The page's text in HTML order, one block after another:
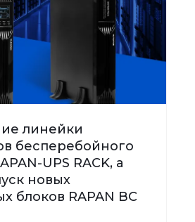
линейки
бесперебойного
UPS RACK, а
новых
блоков RAPAN BC